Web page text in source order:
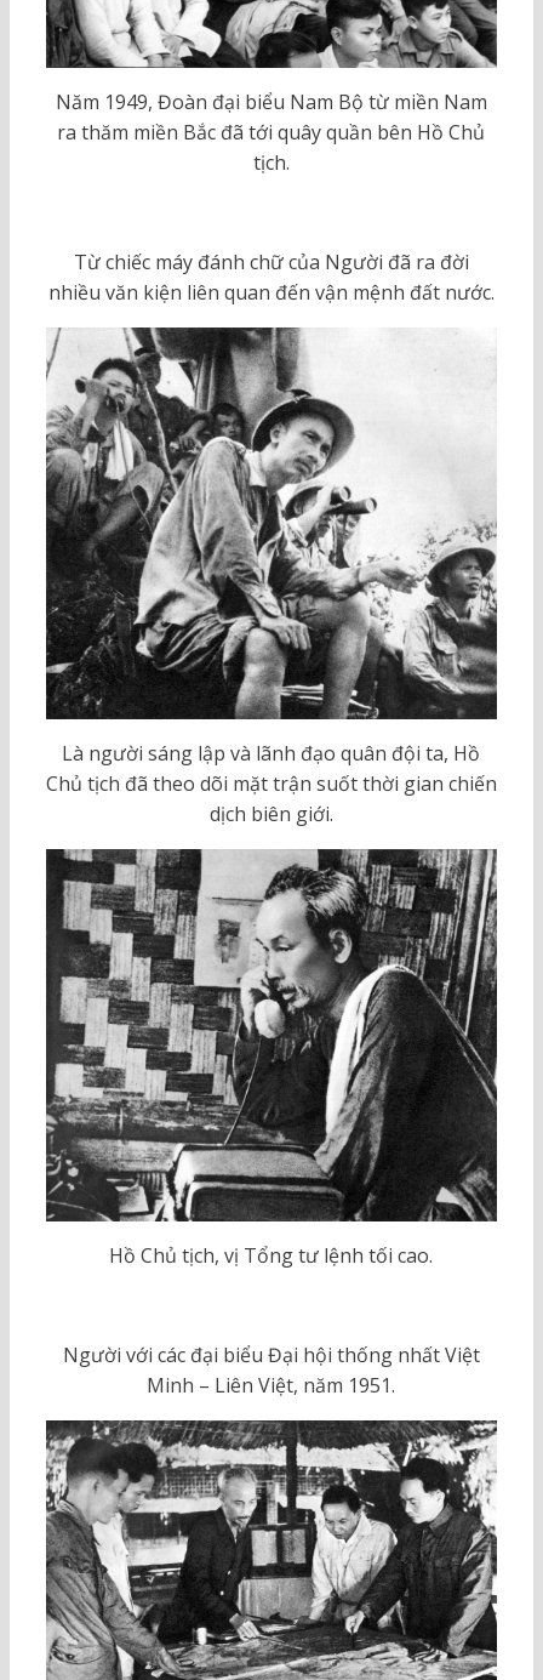
Năm 1949, Đoàn đại biểu Nam Bộ từ miền Nam
ra thăm miền Bắc đã tới quây quần bên Hồ Chủ
tịch.
Từ chiếc máy đánh chữ của Người đã ra đời
nhiều văn kiện liên quan đến vận mệnh đất nước.
Là người sáng lập và lãnh đạo quân đội ta, Hồ
Chủ tịch đã theo dõi mặt trận suốt thời gian chiến
dịch biên giới.
Hồ Chủ tịch, vị Tổng tư lệnh tối cao.
Người với các đại biểu Đại hội thống nhất Việt
Minh – Liên Việt, năm 1951.